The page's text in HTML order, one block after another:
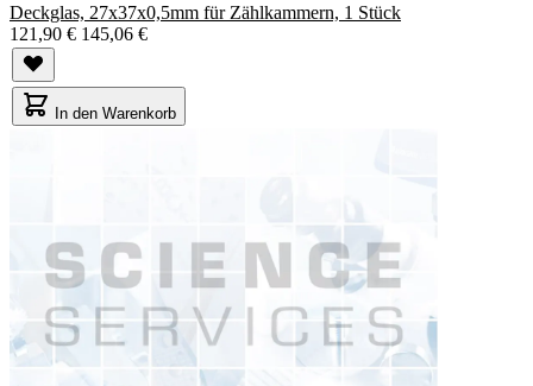
Deckglas, 27x37x0,5mm für Zählkammern, 1 Stück
121,90 € 145,06 €
In den Warenkorb